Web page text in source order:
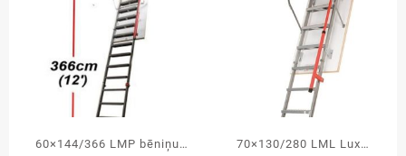
60×144/366 LMP bēniņu
70×130/280 LML Lux